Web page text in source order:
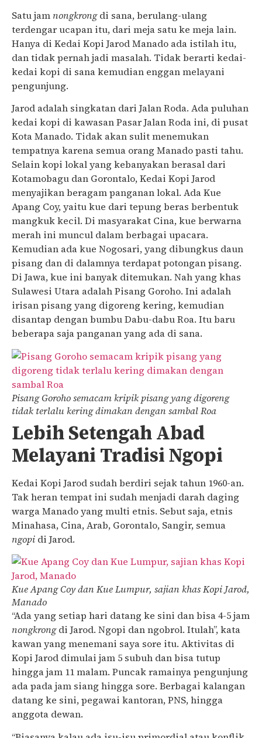
Satu jam nongkrongdi sana, berulang-ulang
terdengar ucapan itu, dari meja satu ke meja lain.
Hanya di Kedai Kopi Jarod Manado ada istilah itu,
dan tidak pernah jadi masalah. Tidak berarti kedai-
kedai kopi di sana kemudian enggan melayani
pengunjung.
Jarod adalah singkatan dari Jalan Roda. Ada puluhan
kedai kopi di kawasan Pasar Jalan Roda ini, di pusat
Kota Manado. Tidak akan sulit menemukan
tempatnya karena semua orang Manado pasti tahu.
Selain kopi lokal yang kebanyakan berasal dari
Kotamobagu dan Gorontalo, Kedai Kopi Jarod
menyajikan beragam panganan lokal. Ada Kue
Apang Coy, yaitu kue dari tepung beras berbentuk
mangkuk kecil. Di masyarakat Cina, kue berwarna
merah ini muncul dalam berbagai upacara.
Kemudian ada kue Nogosari, yang dibungkus daun
pisang dan di dalamnya terdapat potongan pisang.
Di Jawa, kue ini banyak ditemukan. Nah yang khas
Sulawesi Utara adalah Pisang Goroho. Ini adalah
irisan pisang yang digoreng kering, kemudian
disantap dengan bumbu Dabu-dabu Roa. Itu baru
beberapa saja panganan yang ada di sana.
Pisang Goroho semacam kripik pisang yang digoreng
tidak terlalu kering dimakan dengan sambal Roa
Lebih Setengah Abad
Melayani Tradisi Ngopi
Kedai Kopi Jarod sudah berdiri sejak tahun 1960-an.
Tak heran tempat ini sudah menjadi darah daging
warga Manado yang multi etnis. Sebut saja, etnis
Minahasa, Cina, Arab, Gorontalo, Sangir, semua
ngopi di Jarod.
Kue Apang Coy dan Kue Lumpur, sajian khas Kopi Jarod,
Manado
“Ada yang setiap hari datang ke sini dan bisa 4-5 jam
nongkrongdi Jarod. Ngopi dan ngobrol. Itulah”, kata
kawan yang menemani saya sore itu. Aktivitas di
Kopi Jarod dimulai jam 5 subuh dan bisa tutup
hingga jam 11 malam. Puncak ramainya pengunjung
ada pada jam siang hingga sore. Berbagai kalangan
datang ke sini, pegawai kantoran, PNS, hingga
anggota dewan.